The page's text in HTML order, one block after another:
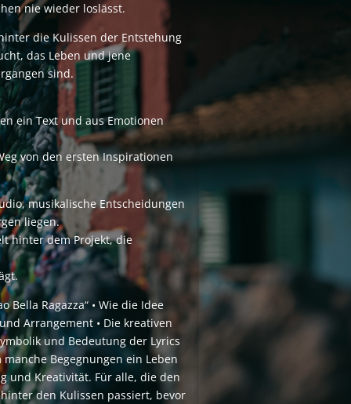
nie wieder loslässt.
die Kulissen der Entstehung
das Leben und jene
sind.
ein Text und aus Emotionen
von den ersten Inspirationen
musikalische Entscheidungen
liegen.
hinter dem Projekt, die
Ragazza“ • Wie die Idee
Arrangement • Die kreativen
und Bedeutung der Lyrics
Begegnungen ein Leben
und Kreativität. Für alle, die den
den Kulissen passiert, bevor